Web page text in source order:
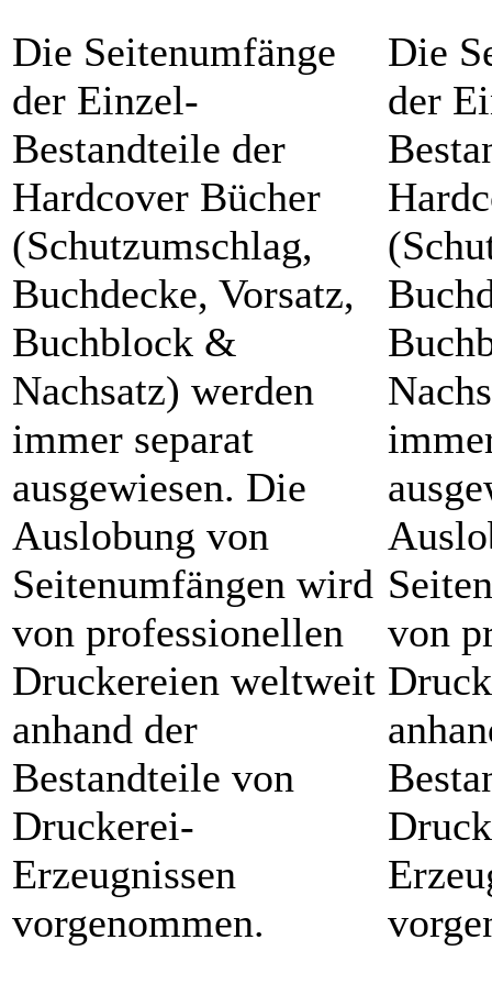
Die Seitenumfänge
der Einzel-
Bestandteile der
Hardcover Bücher
(Schutzumschlag,
Buchdecke, Vorsatz,
Buchblock &
Nachsatz) werden
immer separat
ausgewiesen. Die
Auslobung von
Seitenumfängen wird
von professionellen
Druckereien weltweit
anhand der
Bestandteile von
Druckerei-
Erzeugnissen
vorgenommen.
Die
der
von